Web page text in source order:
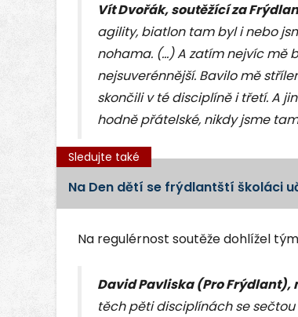
Vít Dvořák, soutěžící za
agility, biatlon tam byl i nebo
nohama. (...) A zatím nejvíc
nejsuverénnější. Bavilo mě
skončili v té disciplíně i třetí. A
hodně přátelské, nikdy jsme
Sledujte také
Na Den dětí se frýdlantští školáci
Na regulérnost soutěže dohlížel
David Pavliska (Pro
těch pěti disciplínách se sečtou